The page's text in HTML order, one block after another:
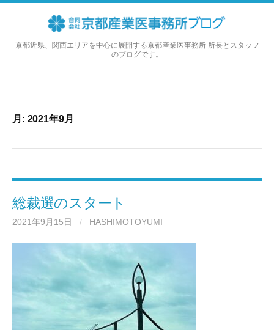
コ
京都近県、関西エリアを中心に展開する京都産業医事務所 所長とスタッフ
のブログです。
月: 2021年9月
総裁選のスタート
2021年9月15日 / HASHIMOTOYUMI